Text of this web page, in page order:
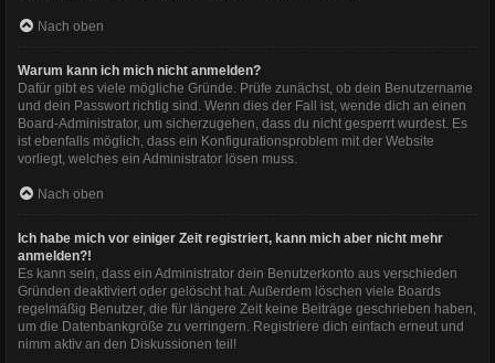
Nach oben
Warum kann ich mich nicht anmelden?
Dafür gibt es viele mögliche Gründe. Prüfe zunächst, ob dein Benutzername
und dein Passwort richtig sind. Wenn dies der Fall ist, wende dich an einen
Board-Administrator, um sicherzugehen, dass du nicht gesperrt wurdest. Es
ist ebenfalls möglich, dass ein Konfigurationsproblem mit der Website
vorliegt, welches ein Administrator lösen muss.
Nach oben
Ich habe mich vor einiger Zeit registriert, kann mich aber nicht mehr
anmelden?!
Es kann sein, dass ein Administrator dein Benutzerkonto aus verschieden
Gründen deaktiviert oder gelöscht hat. Außerdem löschen viele Boards
regelmäßig Benutzer, die für längere Zeit keine Beiträge geschrieben haben,
um die Datenbankgröße zu verringern. Registriere dich einfach erneut und
nimm aktiv an den Diskussionen teil!